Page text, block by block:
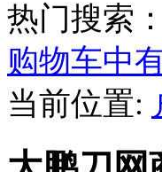
热门搜索：
购物车中
当前位置: